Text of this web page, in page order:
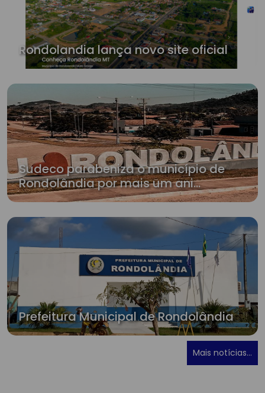
Rondolandia lança novo site oficial
Sudeco parabeniza o município de
Rondolândia por mais um ani...
Prefeitura Municipal de Rondolândia
Mais notícias...